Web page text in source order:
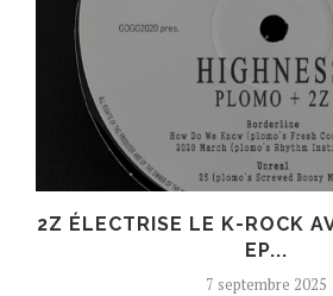
2Z ÉLECTRISE LE K-ROCK
EP...
7 septembre 2025